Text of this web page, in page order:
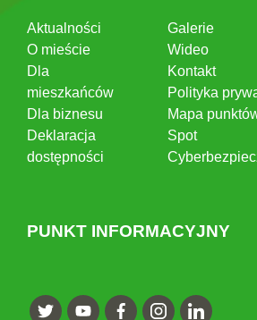
Aktualności
O mieście
Dla
mieszkańców
Dla biznesu
Deklaracja
dostępności
Galerie
Wideo
Kontakt
Polityka
Mapa
Spot
PUNKT INFORMACYJNY